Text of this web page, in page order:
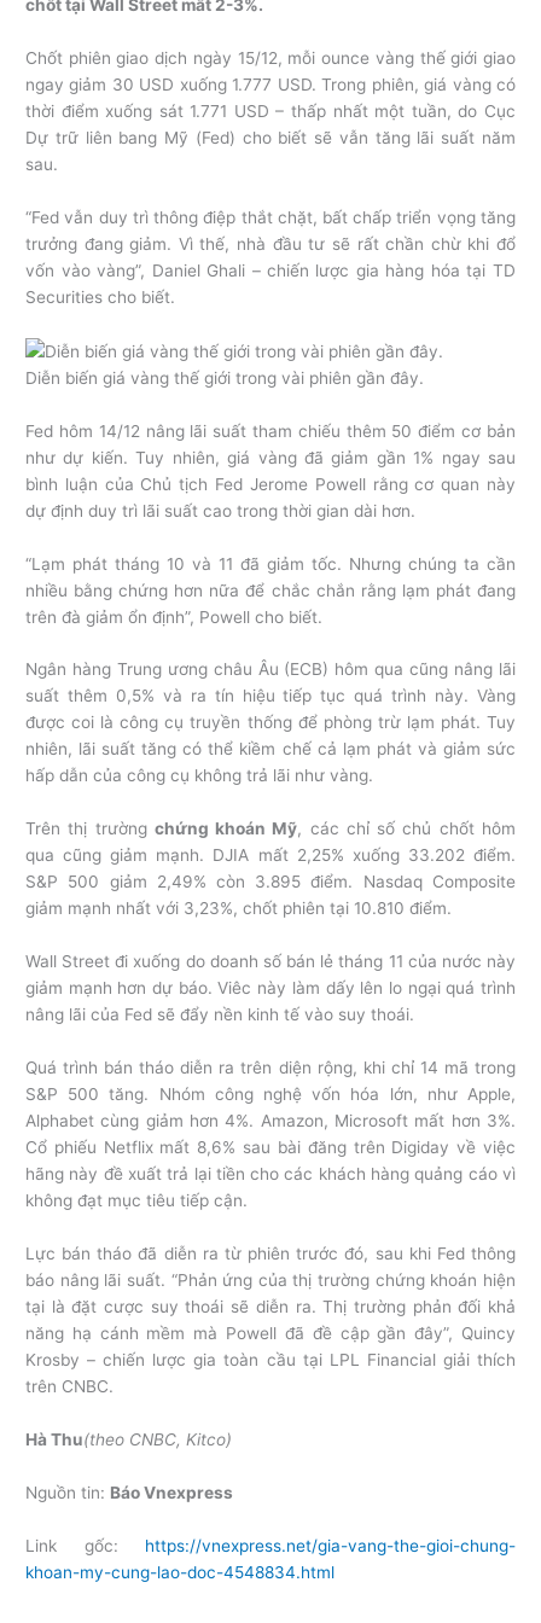
chốt tại Wall Street mất 2-3%.
Chốt phiên giao dịch ngày 15/12, mỗi ounce vàng thế giới giao
ngay giảm 30 USD xuống 1.777 USD. Trong phiên, giá vàng có
thời điểm xuống sát 1.771 USD – thấp nhất một tuần, do Cục
Dự trữ liên bang Mỹ (Fed) cho biết sẽ vẫn tăng lãi suất năm
sau.
“Fed vẫn duy trì thông điệp thắt chặt, bất chấp triển vọng tăng
trưởng đang giảm. Vì thế, nhà đầu tư sẽ rất chần chừ khi đổ
vốn vào vàng”, Daniel Ghali – chiến lược gia hàng hóa tại TD
Securities cho biết.
Diễn biến giá vàng thế giới trong vài phiên gần đây.
Fed hôm 14/12 nâng lãi suất tham chiếu thêm 50 điểm cơ bản
như dự kiến. Tuy nhiên, giá vàng đã giảm gần 1% ngay sau
bình luận của Chủ tịch Fed Jerome Powell rằng cơ quan này
dự định duy trì lãi suất cao trong thời gian dài hơn.
“Lạm phát tháng 10 và 11 đã giảm tốc. Nhưng chúng ta cần
nhiều bằng chứng hơn nữa để chắc chắn rằng lạm phát đang
trên đà giảm ổn định”, Powell cho biết.
Ngân hàng Trung ương châu Âu (ECB) hôm qua cũng nâng lãi
suất thêm 0,5% và ra tín hiệu tiếp tục quá trình này. Vàng
được coi là công cụ truyền thống để phòng trừ lạm phát. Tuy
nhiên, lãi suất tăng có thể kiềm chế cả lạm phát và giảm sức
hấp dẫn của công cụ không trả lãi như vàng.
Trên thị trường chứng khoán Mỹ, các chỉ số chủ chốt hôm
qua cũng giảm mạnh. DJIA mất 2,25% xuống 33.202 điểm.
S&P 500 giảm 2,49% còn 3.895 điểm. Nasdaq Composite
giảm mạnh nhất với 3,23%, chốt phiên tại 10.810 điểm.
Wall Street đi xuống do doanh số bán lẻ tháng 11 của nước này
giảm mạnh hơn dự báo. Viêc này làm dấy lên lo ngại quá trình
nâng lãi của Fed sẽ đẩy nền kinh tế vào suy thoái.
Quá trình bán tháo diễn ra trên diện rộng, khi chỉ 14 mã trong
S&P 500 tăng. Nhóm công nghệ vốn hóa lớn, như Apple,
Alphabet cùng giảm hơn 4%. Amazon, Microsoft mất hơn 3%.
Cổ phiếu Netflix mất 8,6% sau bài đăng trên Digiday về việc
hãng này đề xuất trả lại tiền cho các khách hàng quảng cáo vì
không đạt mục tiêu tiếp cận.
Lực bán tháo đã diễn ra từ phiên trước đó, sau khi Fed thông
báo nâng lãi suất. “Phản ứng của thị trường chứng khoán hiện
tại là đặt cược suy thoái sẽ diễn ra. Thị trường phản đối khả
năng hạ cánh mềm mà Powell đã đề cập gần đây”, Quincy
Krosby – chiến lược gia toàn cầu tại LPL Financial giải thích
trên CNBC.
Hà Thu(theo CNBC, Kitco)
Nguồn tin: Báo Vnexpress
Link gốc: https://vnexpress.net/gia-vang-the-gioi-chung-
khoan-my-cung-lao-doc-4548834.html